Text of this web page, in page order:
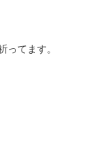
ってます。